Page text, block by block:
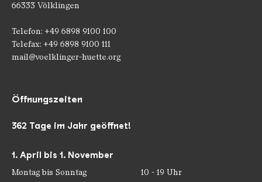
66333 Völklingen
Telefon: +49 6898 9100 100
Telefax: +49 6898 9100 111
mail@voelklinger-huette.org
Öffnungszeiten
362 Tage im Jahr geöffnet!
1. April bis 1. November
Montag bis Sonntag 10 - 19 Uhr